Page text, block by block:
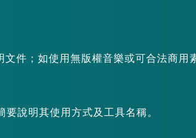
件；如使用無版權音樂或可合法商用
說明其使用方式及工具名稱。